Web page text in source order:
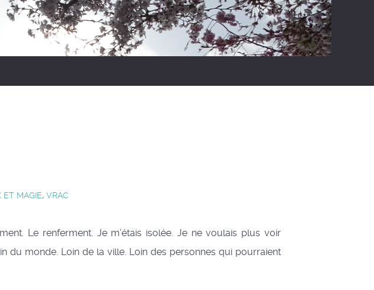
ET MAGIE, VRAC
Le renferment. Je m’étais isolée. Je ne voulais plus voir
du monde. Loin de la ville. Loin des personnes qui pourraient